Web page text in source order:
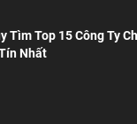
Tìm Top 15 Công Ty
Nhất